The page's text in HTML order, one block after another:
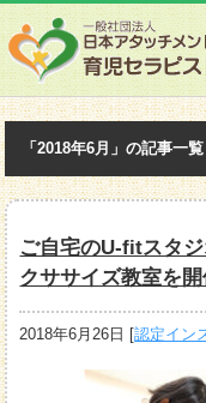
「2018年6月」の記事一覧
ご自宅のU-fitスタ
クササイズ教室を
2018年6月26日 [認定イン